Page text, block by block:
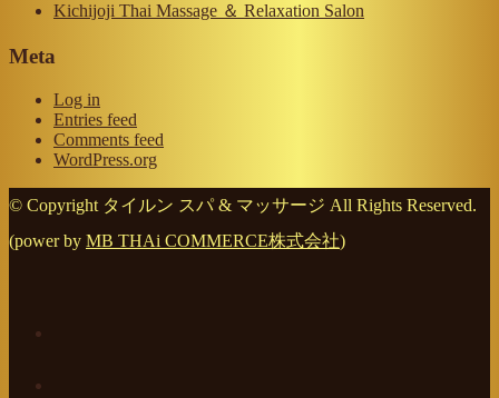
Kichijoji Thai Massage ＆ Relaxation Salon
Meta
Log in
Entries feed
Comments feed
WordPress.org
© Copyright タイルン スパ & マッサージ All Rights Reserved.
(power by MB THAi COMMERCE株式会社)